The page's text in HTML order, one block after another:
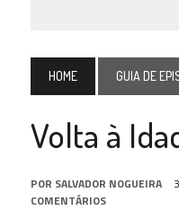
HOME GUIA DE
Volta à
POR SALVADOR NOGUEIRA
COMENTÁRIOS